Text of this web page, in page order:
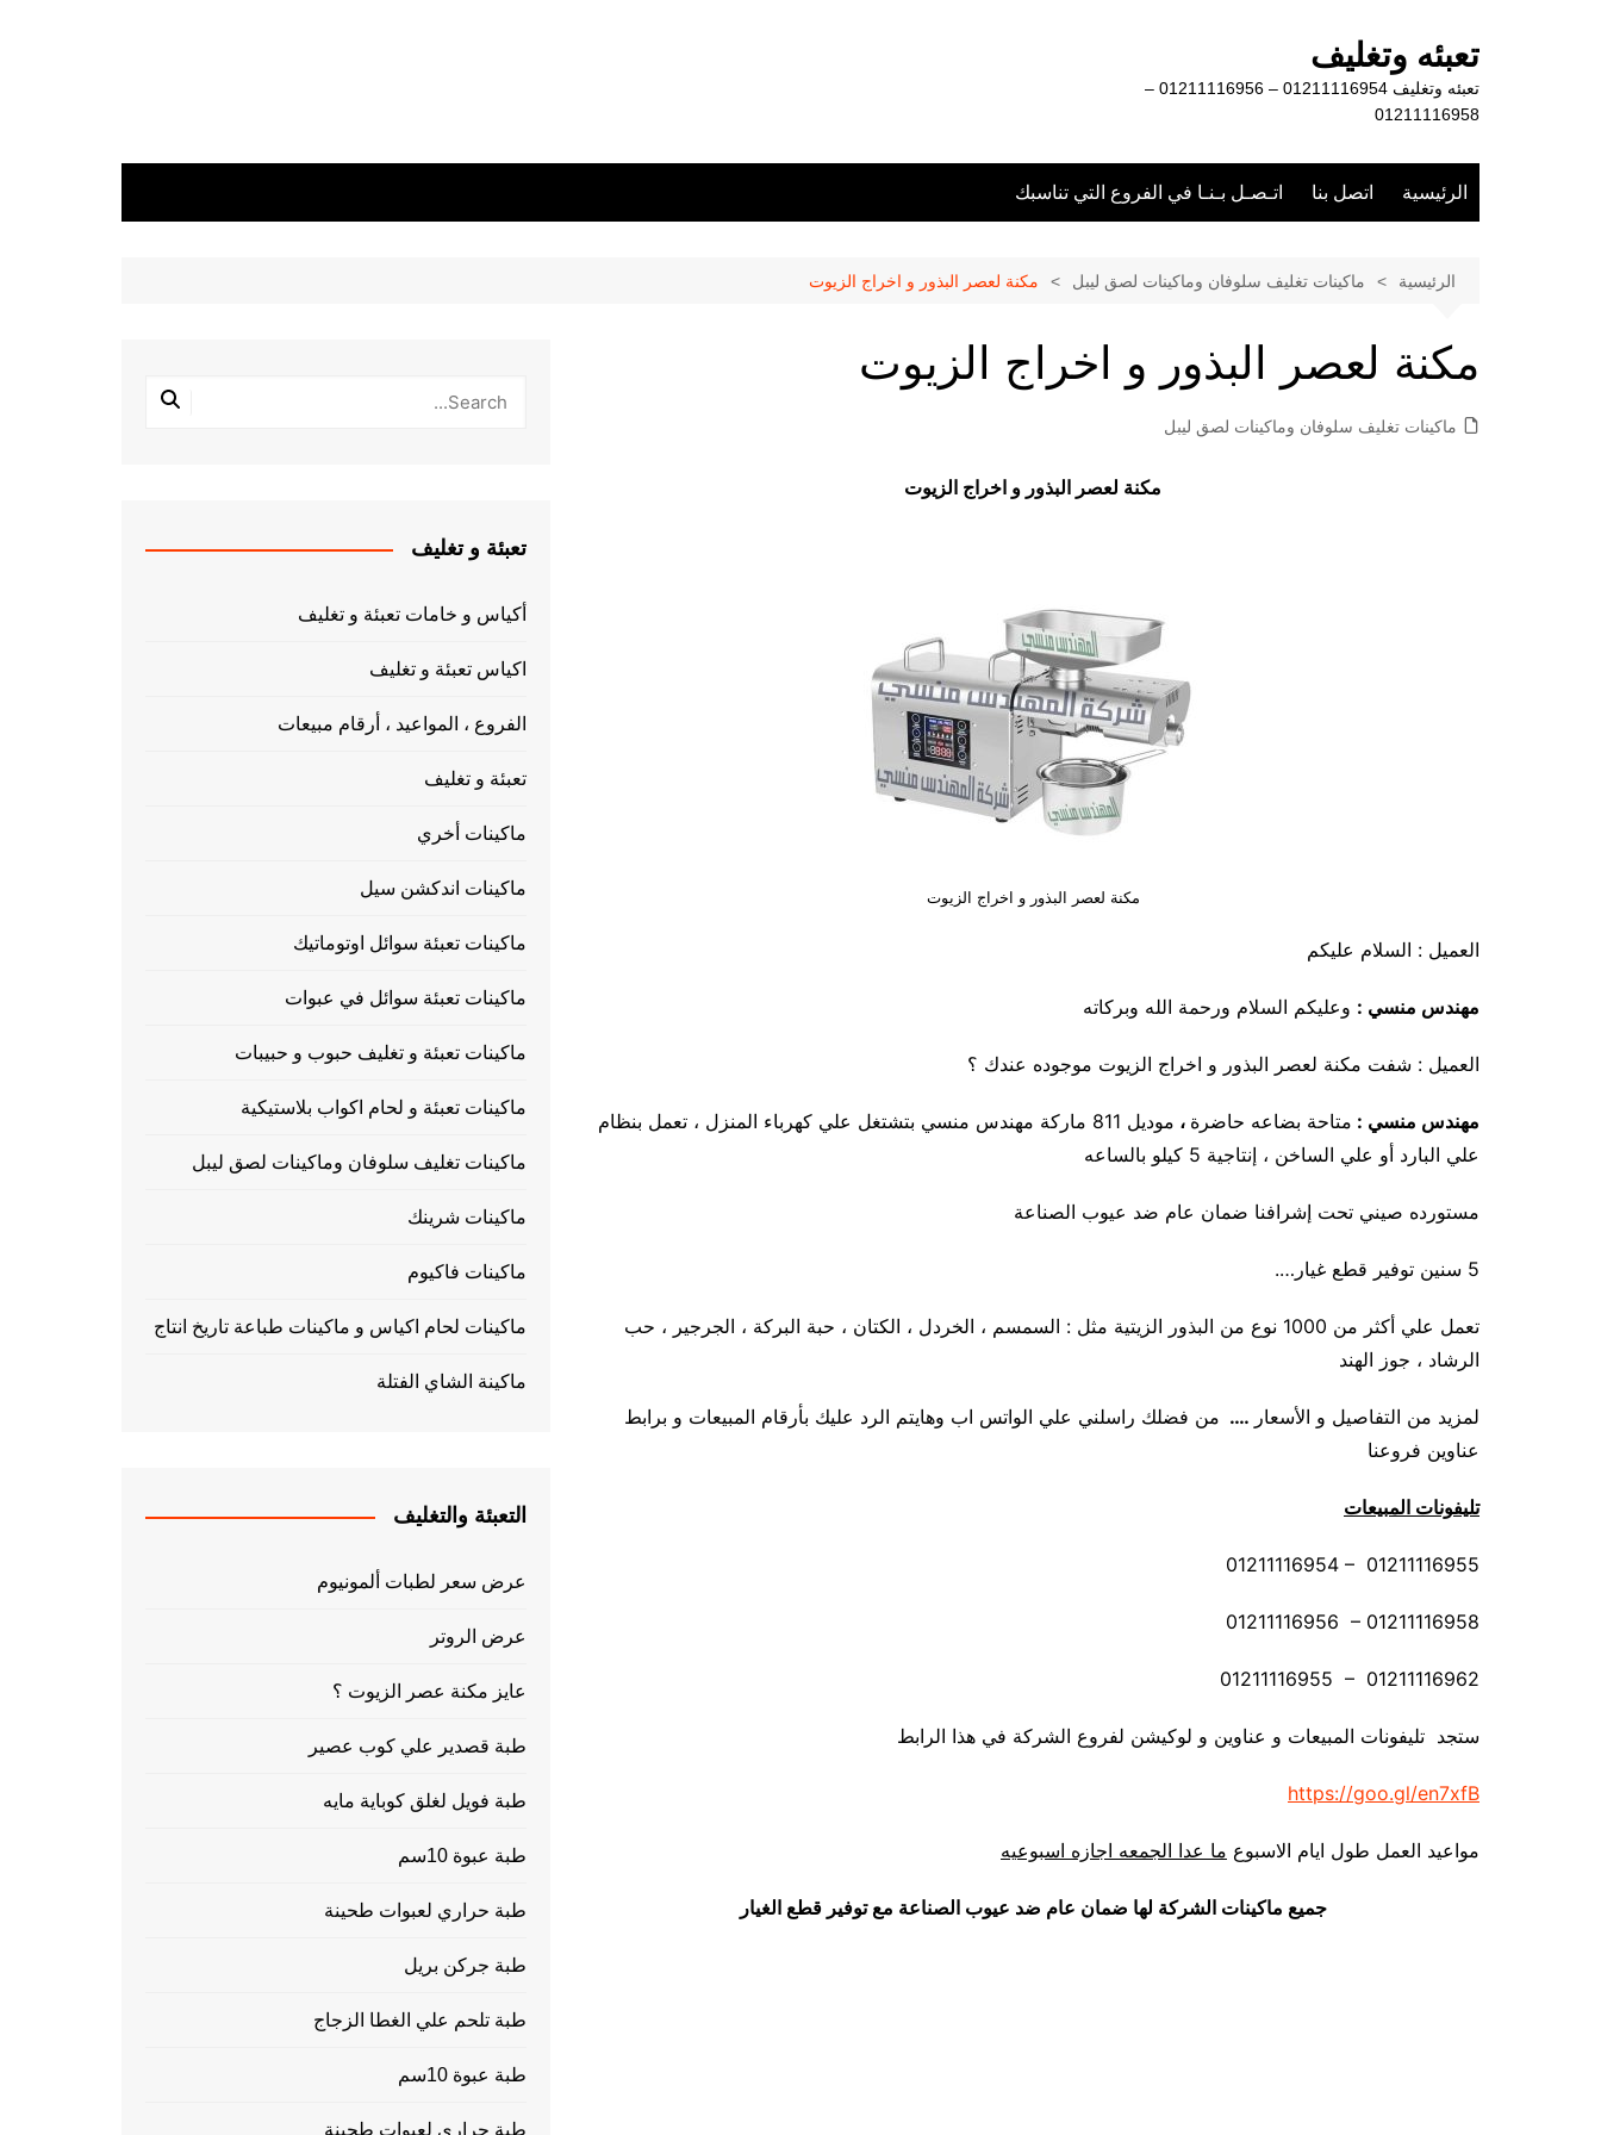
تعبئه وتغليف
تعبئه وتغليف 01211116954 – 01211116956 –
01211116958
الرئيسية اتصل بنا اتـصـل بـنـا في الفروع التي تناسبك
الرئيسية ماكينات تغليف سلوفان وماكينات لصق ليبل مكنة لعصر البذور و اخراج الزيوت
مكنة لعصر البذور و اخراج الزيوت
ماكينات تغليف سلوفان وماكينات لصق ليبل
مكنة لعصر البذور و اخراج الزيوت
مكنة لعصر البذور و اخراج الزيوت
العميل : السلام عليكم
مهندس منسي : وعليكم السلام ورحمة الله وبركاته
العميل : شفت مكنة لعصر البذور و اخراج الزيوت موجوده عندك ؟
مهندس منسي : متاحة بضاعه حاضرة ،
موديل 811 ماركة مهندس منسي بتشتغل علي كهرباء المنزل ، تعمل بنظام
علي البارد أو علي الساخن ، إنتاجية 5 كيلو بالساعه
مستورده صيني تحت إشرافنا ضمان عام ضد عيوب الصناعة
5 سنين توفير قطع غيار….
تعمل علي أكثر من 1000 نوع من البذور الزيتية مثل : السمسم ، الخردل ، الكتان ، حبة البركة ، الجرجير ، حب
الرشاد ، جوز الهند
لمزيد من التفاصيل و الأسعار …. من فضلك راسلني علي الواتس اب وهايتم الرد عليك بأرقام المبيعات و برابط
عناوين فروعنا
تليفونات المبيعات
01211116954 – 01211116955
01211116956 – 01211116958
01211116955 – 01211116962
ستجد تليفونات المبيعات و عناوين و لوكيشن لفروع الشركة في هذا الرابط
https://goo.gl/en7xfB
مواعيد العمل طول ايام الاسبوع ما عدا الجمعه اجازه اسبوعيه
جميع ماكينات الشركة لها ضمان عام ضد عيوب الصناعة مع توفير قطع الغيار
تعبئة و تغليف
أكياس و خامات تعبئة و تغليف
اكياس تعبئة و تغليف
الفروع ، المواعيد ، أرقام مبيعات
تعبئة و تغليف
ماكينات أخري
ماكينات اندكشن سيل
ماكينات تعبئة سوائل اوتوماتيك
ماكينات تعبئة سوائل في عبوات
ماكينات تعبئة و تغليف حبوب و حبيبات
ماكينات تعبئة و لحام اكواب بلاستيكية
ماكينات تغليف سلوفان وماكينات لصق ليبل
ماكينات شرينك
ماكينات فاكيوم
ماكينات لحام اكياس و ماكينات طباعة تاريخ انتاج
ماكينة الشاي الفتلة
التعبئة والتغليف
عرض سعر لطبات ألمونيوم
عرض الروتر
عايز مكنة عصر الزيوت ؟
طبة قصدير علي كوب عصير
طبة فويل لغلق كوباية مايه
طبة عبوة 10سم
طبة حراري لعبوات طحينة
طبة جركن بريل
طبة تلحم علي الغطا الزجاج
طبة عبوة 10سم
طبة حراري لعبوات طحينة